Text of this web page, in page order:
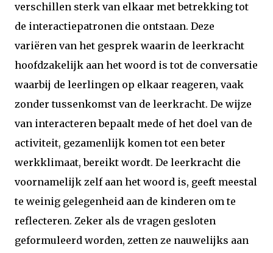
verschillen sterk van elkaar met betrekking tot
de interactiepatronen die ontstaan. Deze
variëren van het gesprek waarin de leerkracht
hoofdzakelijk aan het woord is tot de conversatie
waarbij de leerlingen op elkaar reageren, vaak
zonder tussenkomst van de leerkracht. De wijze
van interacteren bepaalt mede of het doel van de
activiteit, gezamenlijk komen tot een beter
werkklimaat, bereikt wordt. De leerkracht die
voornamelijk zelf aan het woord is, geeft meestal
te weinig gelegenheid aan de kinderen om te
reflecteren. Zeker als de vragen gesloten
geformuleerd worden, zetten ze nauwelijks aan